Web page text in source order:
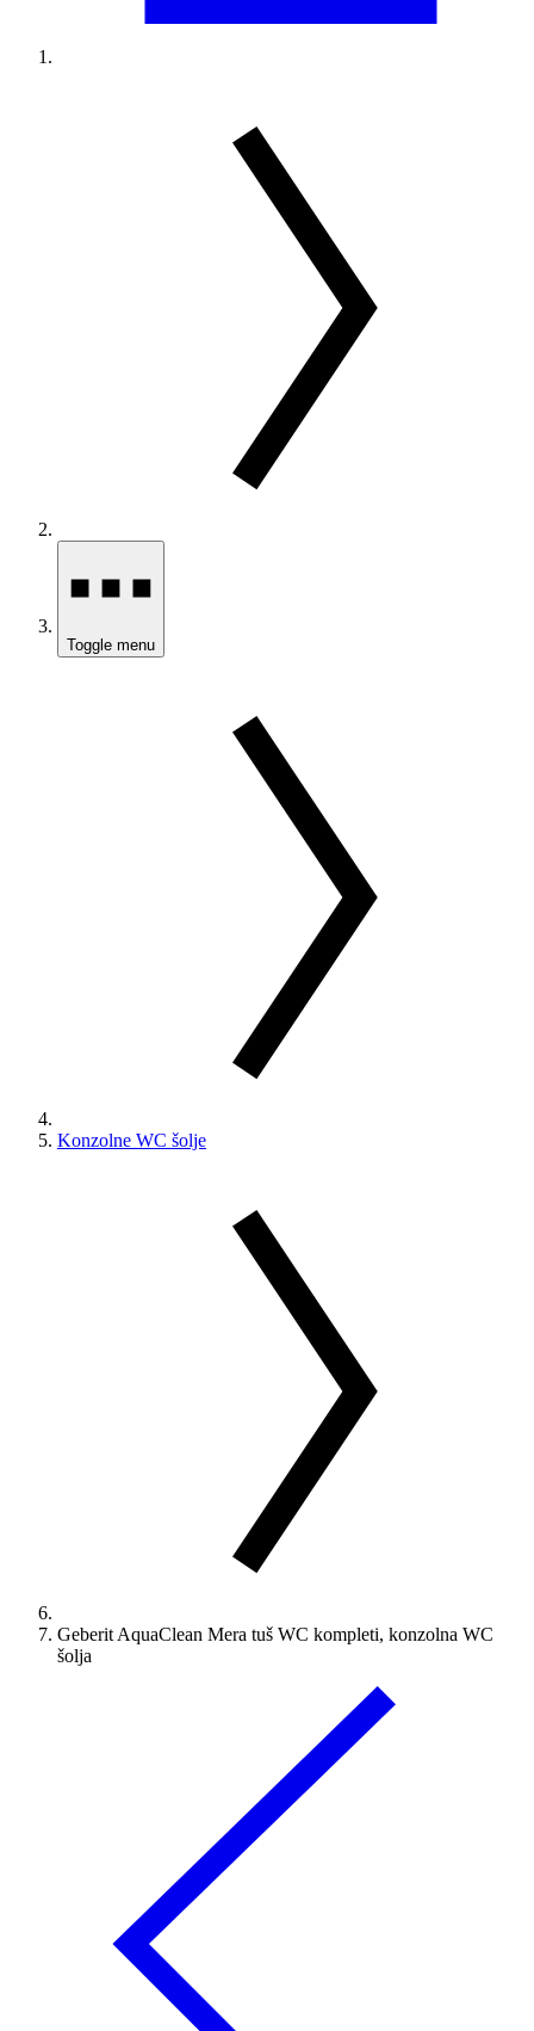
Toggle menu
Konzolne WC šolje
Geberit AquaClean Mera tuš WC kompleti, konzolna WC
šolja